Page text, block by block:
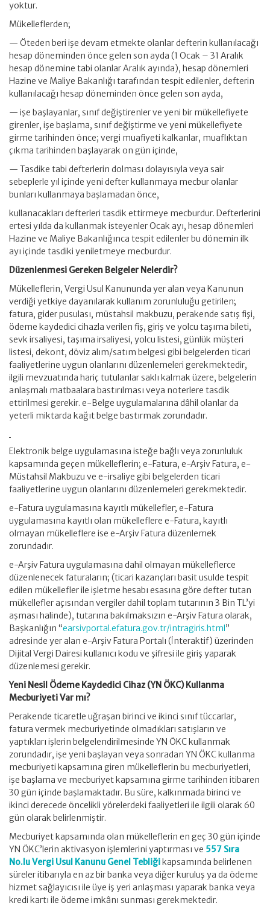
yoktur.
Mükelleflerden;
— Öteden beri işe devam etmekte olanlar defterin kullanılacağı
hesap döneminden önce gelen son ayda (1 Ocak – 31 Aralık
hesap dönemine tabi olanlar Aralık ayında), hesap dönemleri
Hazine ve Maliye Bakanlığı tarafından tespit edilenler, defterin
kullanılacağı hesap döneminden önce gelen son ayda,
— işe başlayanlar, sınıf değiştirenler ve yeni bir mükellefiyete
girenler, işe başlama, sınıf değiştirme ve yeni mükellefiyete
girme tarihinden önce; vergi muafiyeti kalkanlar, muaflıktan
çıkma tarihinden başlayarak on gün içinde,
— Tasdike tabi defterlerin dolması dolayısıyla veya sair
sebeplerle yıl içinde yeni defter kullanmaya mecbur olanlar
bunları kullanmaya başlamadan önce,
kullanacakları defterleri tasdik ettirmeye mecburdur. Defterlerini
ertesi yılda da kullanmak isteyenler Ocak ayı, hesap dönemleri
Hazine ve Maliye Bakanlığınca tespit edilenler bu dönemin ilk
ayı içinde tasdiki yeniletmeye mecburdur.
Düzenlenmesi Gereken Belgeler Nelerdir?
Mükelleflerin, Vergi Usul Kanununda yer alan veya Kanunun
verdiği yetkiye dayanılarak kullanım zorunluluğu getirilen;
fatura, gider pusulası, müstahsil makbuzu, perakende satış fişi,
ödeme kaydedici cihazla verilen fiş, giriş ve yolcu taşıma bileti,
sevk irsaliyesi, taşıma irsaliyesi, yolcu listesi, günlük müşteri
listesi, dekont, döviz alım/satım belgesi gibi belgelerden ticari
faaliyetlerine uygun olanlarını düzenlemeleri gerekmektedir,
ilgili mevzuatında hariç tutulanlar saklı kalmak üzere, belgelerin
anlaşmalı matbaalara bastırılması veya noterlere tasdik
ettirilmesi gerekir. e-Belge uygulamalarına dâhil olanlar da
yeterli miktarda kağıt belge bastırmak zorundadır.
Elektronik belge uygulamasına isteğe bağlı veya zorunluluk
kapsamında geçen mükelleflerin; e-Fatura, e-Arşiv Fatura, e-
Müstahsil Makbuzu ve e-irsaliye gibi belgelerden ticari
faaliyetlerine uygun olanlarını düzenlemeleri gerekmektedir.
e-Fatura uygulamasına kayıtlı mükellefler; e-Fatura
uygulamasına kayıtlı olan mükelleflere e-Fatura, kayıtlı
olmayan mükelleflere ise e-Arşiv Fatura düzenlemek
zorundadır.
e-Arşiv Fatura uygulamasına dahil olmayan mükelleflerce
düzenlenecek faturaların; (ticari kazançları basit usulde tespit
edilen mükellefler ile işletme hesabı esasına göre defter tutan
mükellefler açısından vergiler dahil toplam tutarının 3 Bin TL’yi
aşması halinde), tutarına bakılmaksızın e-Arşiv Fatura olarak,
Başkanlığın “earsivportal.efatura.gov.tr/intragiris.html”
adresinde yer alan e-Arşiv Fatura Portalı (İnteraktif) üzerinden
Dijital Vergi Dairesi kullanıcı kodu ve şifresi ile giriş yaparak
düzenlemesi gerekir.
Yeni Nesil Ödeme Kaydedici Cihaz (YN ÖKC) Kullanma
Mecburiyeti Var mı?
Perakende ticaretle uğraşan birinci ve ikinci sınıf tüccarlar,
fatura vermek mecburiyetinde olmadıkları satışların ve
yaptıkları işlerin belgelendirilmesinde YN ÖKC kullanmak
zorundadır, işe yeni başlayan veya sonradan YN ÖKC kullanma
mecburiyeti kapsamına giren mükelleflerin bu mecburiyetleri,
işe başlama ve mecburiyet kapsamına girme tarihinden itibaren
30 gün içinde başlamaktadır. Bu süre, kalkınmada birinci ve
ikinci derecede öncelikli yörelerdeki faaliyetleri ile ilgili olarak 60
gün olarak belirlenmiştir.
Mecburiyet kapsamında olan mükelleflerin en geç 30 gün içinde
YN ÖKC’lerin aktivasyon işlemlerini yaptırması ve 557 Sıra
No.lu Vergi Usul Kanunu Genel Tebliğikapsamında belirlenen
süreler itibarıyla en az bir banka veya diğer kuruluş ya da ödeme
hizmet sağlayıcısı ile üye iş yeri anlaşması yaparak banka veya
kredi kartı ile ödeme imkânı sunması gerekmektedir.